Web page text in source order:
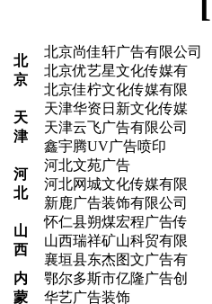
北
京
北京尚佳轩广告有限公司
北京优艺星文化传媒有
北京佳柠文化传媒有限
天
津
天津华资日新文化传媒
天津云飞广告有限公司
鑫宇腾UV广告喷印
河
北
河北文苑广告
河北网城文化传媒有限
新鹿广告装饰有限公司
山
西
怀仁县朔煤宏程广告传
山西瑞祥矿山科贸有限
襄垣县东杰图文广告有
内
蒙
鄂尔多斯市亿隆广告创
华艺广告装饰